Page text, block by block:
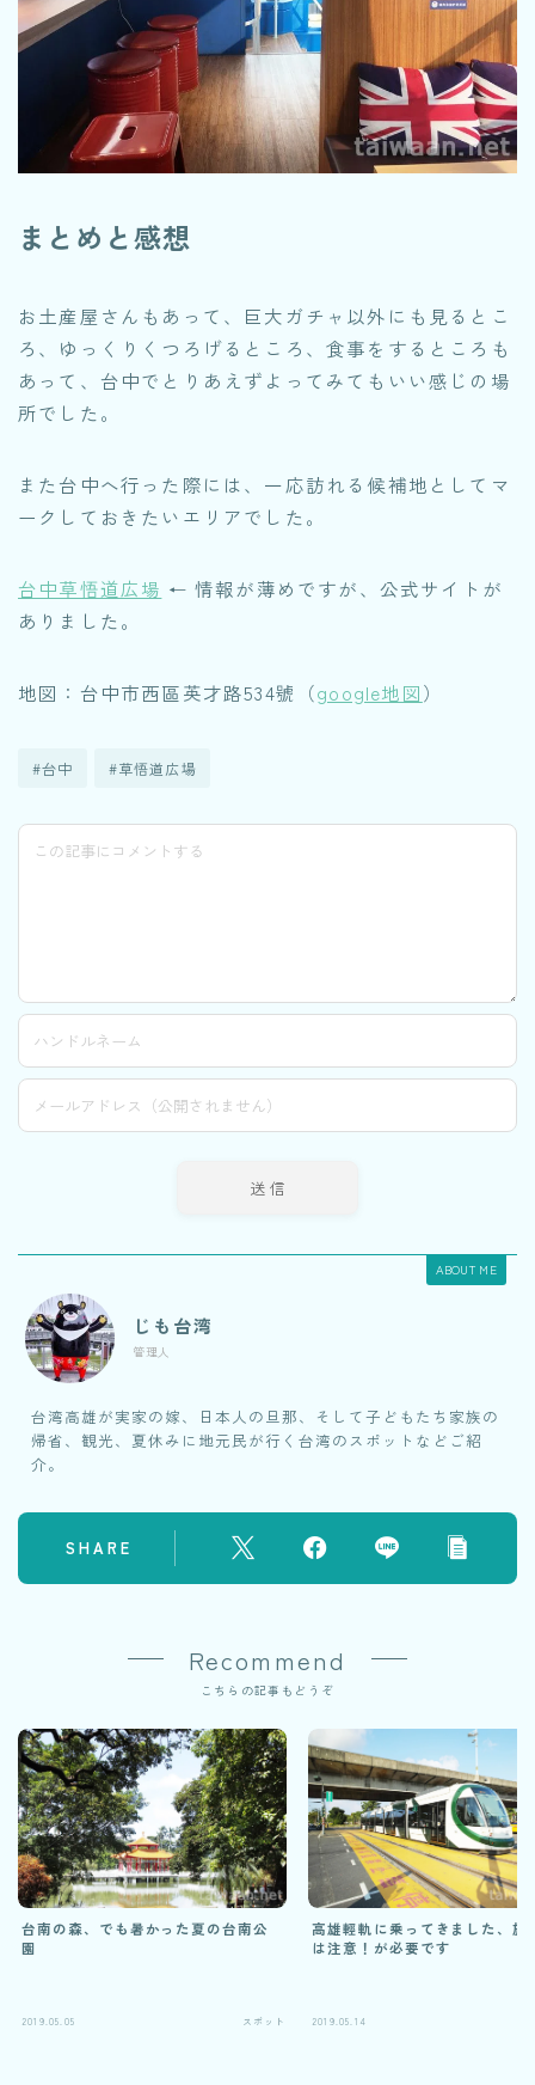
まとめと感想
お土産屋さんもあって、巨大ガチャ以外にも見るとこ
ろ、ゆっくりくつろげるところ、食事をするところも
あって、台中でとりあえずよってみてもいい感じの場
所でした。
また台中へ行った際には、一応訪れる候補地としてマ
ークしておきたいエリアでした。
台中草悟道広場 ← 情報が薄めですが、公式サイトが
ありました。
地図：台中市西區英才路534號（google地図）
#台中 #草悟道広場
ABOUT ME
じも台湾
管理人
台湾高雄が実家の嫁、日本人の旦那、そして子どもたち家族の
帰省、観光、夏休みに地元民が行く台湾のスポットなどご紹
介。
SHARE
Recommend
こちらの記事もどうぞ
台南の森、でも暑かった夏の台南公
園
2019.05.05 スポット
高雄輕軌に乗ってきました、旅
は注意！が必要です
2019.05.14